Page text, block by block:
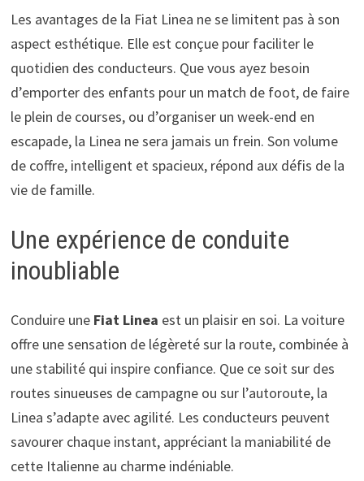
Les avantages de la Fiat Linea ne se limitent pas à son
aspect esthétique. Elle est conçue pour faciliter le
quotidien des conducteurs. Que vous ayez besoin
d’emporter des enfants pour un match de foot, de faire
le plein de courses, ou d’organiser un week-end en
escapade, la Linea ne sera jamais un frein. Son volume
de coffre, intelligent et spacieux, répond aux défis de la
vie de famille.
Une expérience de conduite
inoubliable
Conduire une Fiat Linea est un plaisir en soi. La voiture
offre une sensation de légèreté sur la route, combinée à
une stabilité qui inspire confiance. Que ce soit sur des
routes sinueuses de campagne ou sur l’autoroute, la
Linea s’adapte avec agilité. Les conducteurs peuvent
savourer chaque instant, appréciant la maniabilité de
cette Italienne au charme indéniable.